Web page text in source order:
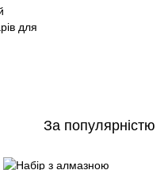
За популярністю